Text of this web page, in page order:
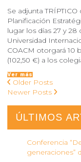
Se adjunta
Planificación
lugar los días 27 y
Universidad
COACM otorgará 10
(102,50 €) a los
Ver más
Older Posts
Newer Posts
ÚLTIMOS
Conferencia
generaciones”